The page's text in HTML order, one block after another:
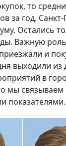
то
за год.
Остались
Важную
и
выходили
в
мы
показателями.